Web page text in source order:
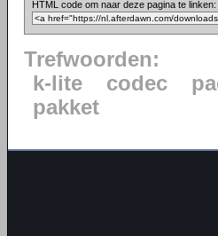
HTML code om naar deze pagina te linken:
Trefwoorden:
k-lite
codec
pakket